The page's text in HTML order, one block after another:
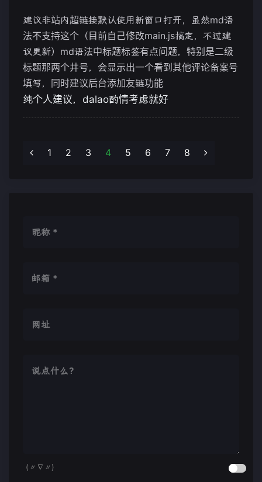
建议非站内超链接默认使用新窗口打开，虽然md语
法不支持这个（目前自己修改main.js搞定，不过建
议更新）md语法中标题标签有点问题，特别是二级
标题那两个井号，会显示出一个看到其他评论备案号
填写，同时建议后台添加友链功能
纯个人建议，dalao酌情考虑就好
1 2 3 4 5 6 7 8
(〃∇〃)